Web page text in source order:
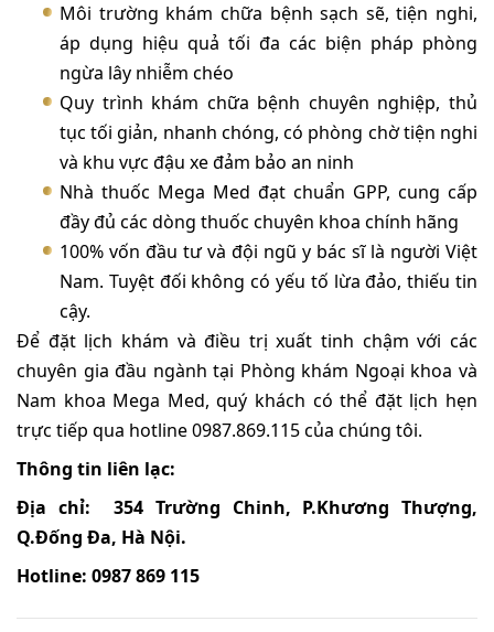
Môi trường khám chữa bệnh sạch sẽ, tiện nghi,
áp dụng hiệu quả tối đa các biện pháp phòng
ngừa lây nhiễm chéo
Quy trình khám chữa bệnh chuyên nghiệp, thủ
tục tối giản, nhanh chóng, có phòng chờ tiện nghi
và khu vực đậu xe đảm bảo an ninh
Nhà thuốc Mega Med đạt chuẩn GPP, cung cấp
đầy đủ các dòng thuốc chuyên khoa chính hãng
100% vốn đầu tư và đội ngũ y bác sĩ là người Việt
Nam. Tuyệt đối không có yếu tố lừa đảo, thiếu tin
cậy.
Để đặt lịch khám và điều trị xuất tinh chậm với các
chuyên gia đầu ngành tại Phòng khám Ngoại khoa và
Nam khoa Mega Med, quý khách có thể đặt lịch hẹn
trực tiếp qua hotline 0987.869.115 của chúng tôi.
Thông tin liên lạc:
Địa chỉ: 354 Trường Chinh, P.Khương Thượng,
Q.Đống Đa, Hà Nội.
Hotline: 0987 869 115